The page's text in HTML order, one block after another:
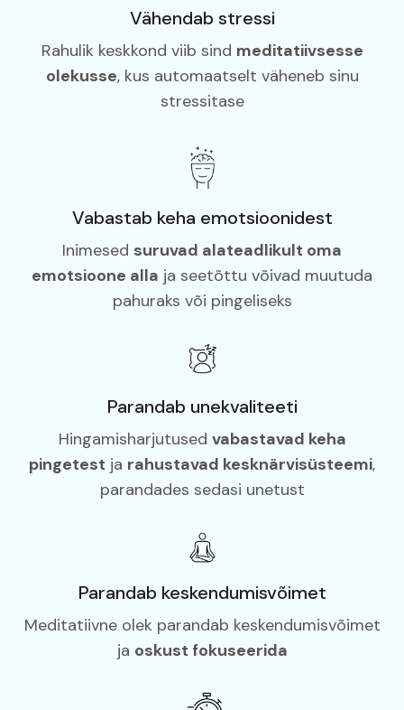
Vähendab stressi
Rahulik keskkond viib sind meditatiivsesse
olekusse, kus automaatselt väheneb sinu
stressitase
Vabastab keha emotsioonidest
Inimesed suruvad alateadlikult oma
emotsioone alla ja seetõttu võivad muutuda
pahuraks või pingeliseks
Parandab unekvaliteeti
Hingamisharjutused vabastavad keha
pingetest ja rahustavad kesknärvisüsteemi,
parandades sedasi unetust
Parandab keskendumisvõimet
Meditatiivne olek parandab keskendumisvõimet
ja oskust fokuseerida